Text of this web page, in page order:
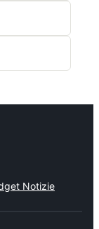
Notizie